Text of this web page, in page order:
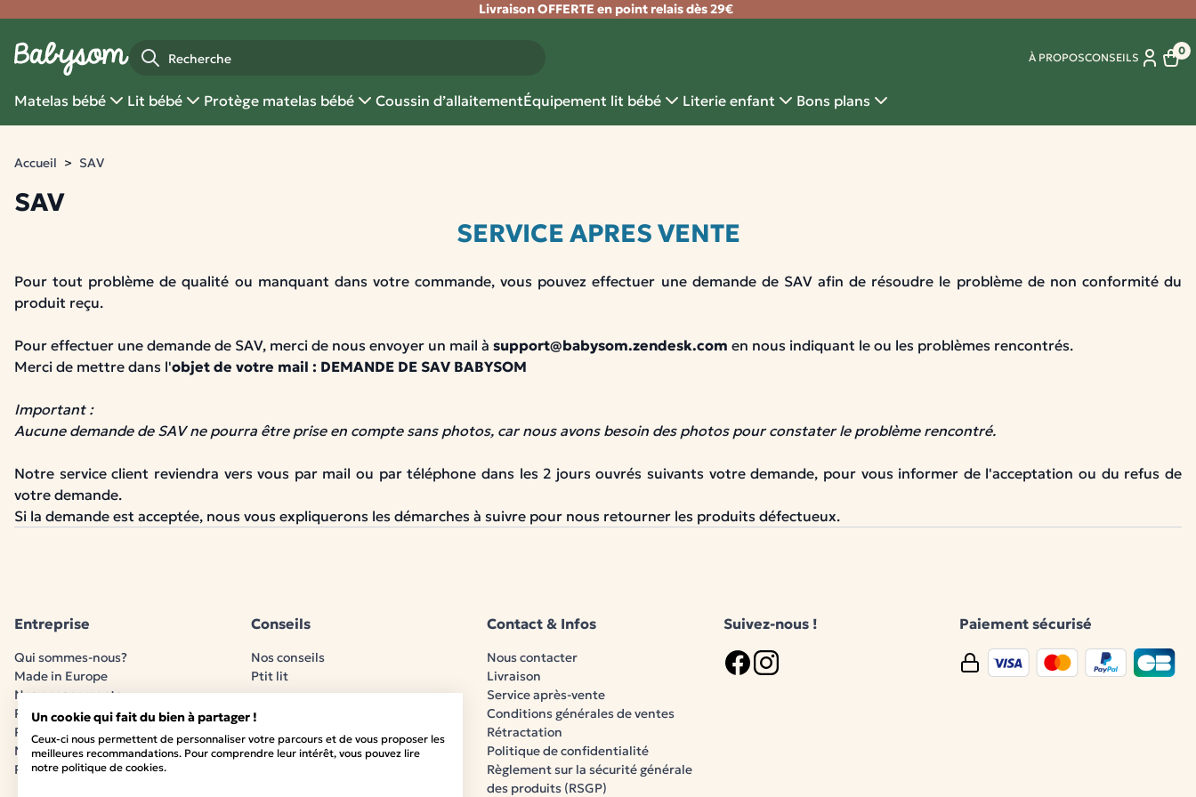
Livraison OFFERTE en point relais dès 29€
À PROPOSCONSEILS
0
Matelas bébé Lit bébé Protège matelas bébé Coussin d’allaitementÉquipement lit bébé Literie enfant Bons plans
Accueil SAV
SAV
SERVICE APRES VENTE
Pour tout problème de qualité ou manquant dans votre commande, vous pouvez effectuer une demande de SAV afin de résoudre le problème de non conformité du
produit reçu.
Pour effectuer une demande de SAV, merci de nous envoyer un mail à support@babysom.zendesk.com en nous indiquant le ou les problèmes rencontrés.
Merci de mettre dans l'objet de votre mail : DEMANDE DE SAV BABYSOM
Important :
Aucune demande de SAV ne pourra être prise en compte sans photos, car nous avons besoin des photos pour constater le problème rencontré.
Notre service client reviendra vers vous par mail ou par téléphone dans les 2 jours ouvrés suivants votre demande, pour vous informer de l'acceptation ou du refus de
votre demande.
Si la demande est acceptée, nous vous expliquerons les démarches à suivre pour nous retourner les produits défectueux.
Entreprise
Qui sommes-nous?
Made in Europe
Nos engagements
Paiement sécurisé
Politique relative aux cookies
Nos certifications
Partenariats
Conseils
Nos conseils
Ptit lit
Contact & Infos
Nous contacter
Livraison
Service après-vente
Conditions générales de ventes
Rétractation
Politique de confidentialité
Règlement sur la sécurité générale
des produits (RSGP)
Suivez-nous ! Paiement sécurisé
Un cookie qui fait du bien à partager !
Ceux-ci nous permettent de personnaliser votre parcours et de vous proposer les
meilleures recommandations. Pour comprendre leur intérêt, vous pouvez lire
notre politique de cookies.